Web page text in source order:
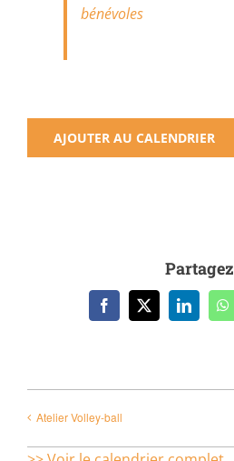
bénévoles
AJOUTER AU CALENDRIER
Facebook
X LinkedIn
Atelier Volley-ball